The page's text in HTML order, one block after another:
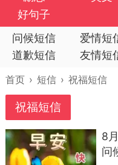
好句子
问候短信
爱情短
道歉短信
友情短
首页 › 短信 › 祝福短信
祝福短信
8
问